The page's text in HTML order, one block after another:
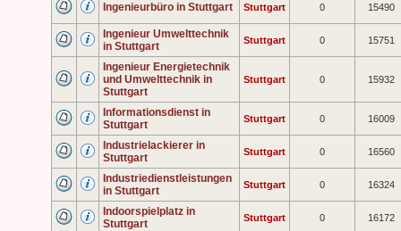
Ingenieurbüro in Stuttgart Stuttgart 0 15490
Ingenieur Umwelttechnik
in Stuttgart
Stuttgart 0 15751
Ingenieur Energietechnik
und Umwelttechnik in
Stuttgart
Stuttgart 0 15932
Informationsdienst in
Stuttgart
Stuttgart 0 16009
Industrielackierer in
Stuttgart
Stuttgart 0 16560
Industriedienstleistungen
in Stuttgart
Stuttgart 0 16324
Indoorspielplatz in
Stuttgart
Stuttgart 0 16172